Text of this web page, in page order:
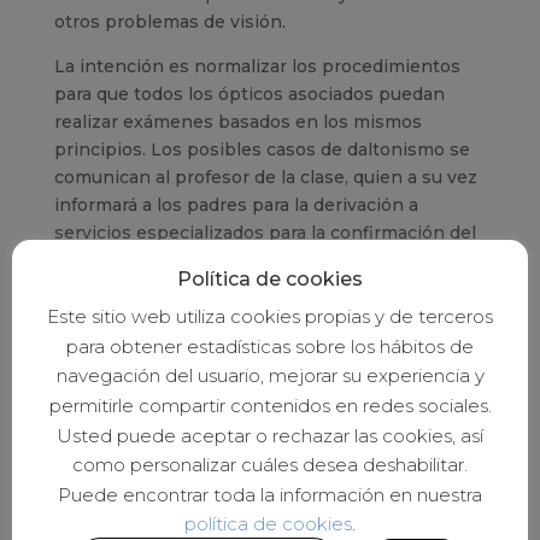
otros problemas de visión.
La intención es normalizar los procedimientos
para que todos los ópticos asociados puedan
realizar exámenes basados en los mismos
principios. Los posibles casos de daltonismo se
comunican al profesor de la clase, quien a su vez
informará a los padres para la derivación a
servicios especializados para la confirmación del
Política de cookies
Este sitio web utiliza cookies propias y de terceros
para obtener estadísticas sobre los hábitos de
navegación del usuario, mejorar su experiencia y
permitirle compartir contenidos en redes sociales.
Usted puede aceptar o rechazar las cookies, así
como personalizar cuáles desea deshabilitar.
Puede encontrar toda la información en nuestra
política de cookies.